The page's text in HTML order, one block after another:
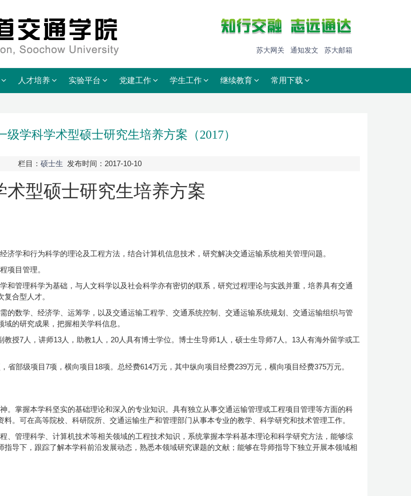
苏大网关 通知发文 苏大邮箱
人才培养 实验平台 党建工作 学生工作 继续教育 常用下载
级学科学术型硕士研究生培养方案（2017）
栏目： 硕士生 发布时间：2017-10-10
型硕士研究生培养方案
济学和行为科学的理论及工程方法，结合计算机信息技术，研究解决交通运输系统相关管理问题。
项目管理。
和管理科学为基础，与人文科学以及社会科学亦有密切的联系，研究过程理论与实践并重，培养具有交通
合型人才。
的数学、经济学、运筹学，以及交通运输工程学、交通系统控制、交通运输系统规划、交通运输组织与管
的研究成果，把握相关学科信息。
授7人，讲师13人，助教1人，20人具有博士学位。博士生导师1人，硕士生导师7人。13人有海外留学或工
省部级项目7项，横向项目18项。总经费614万元，其中纵向项目经费239万元，横向项目经费375万元。
。掌握本学科坚实的基础理论和深入的专业知识。具有独立从事交通运输管理或工程项目管理等方面的科
。可在高等院校、科研院所、交通运输生产和管理部门从事本专业的教学、科学研究和技术管理工作。
、管理科学、计算机技术等相关领域的工程技术知识，系统掌握本学科基本理论和科学研究方法，能够综
导下，跟踪了解本学科前沿发展动态，熟悉本领域研究课题的文献；能够在导师指导下独立开展本领域相